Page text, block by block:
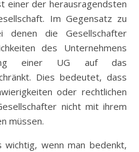
einer der herausragendsten
Im Gegensatz zu
denen die Gesellschafter
des Unternehmens
einer UG auf das
Dies bedeutet, dass
oder rechtlichen
nicht mit ihrem
müssen.
wenn man bedenkt,